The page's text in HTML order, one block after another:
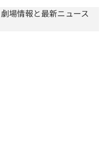
場情報と最新ニュース